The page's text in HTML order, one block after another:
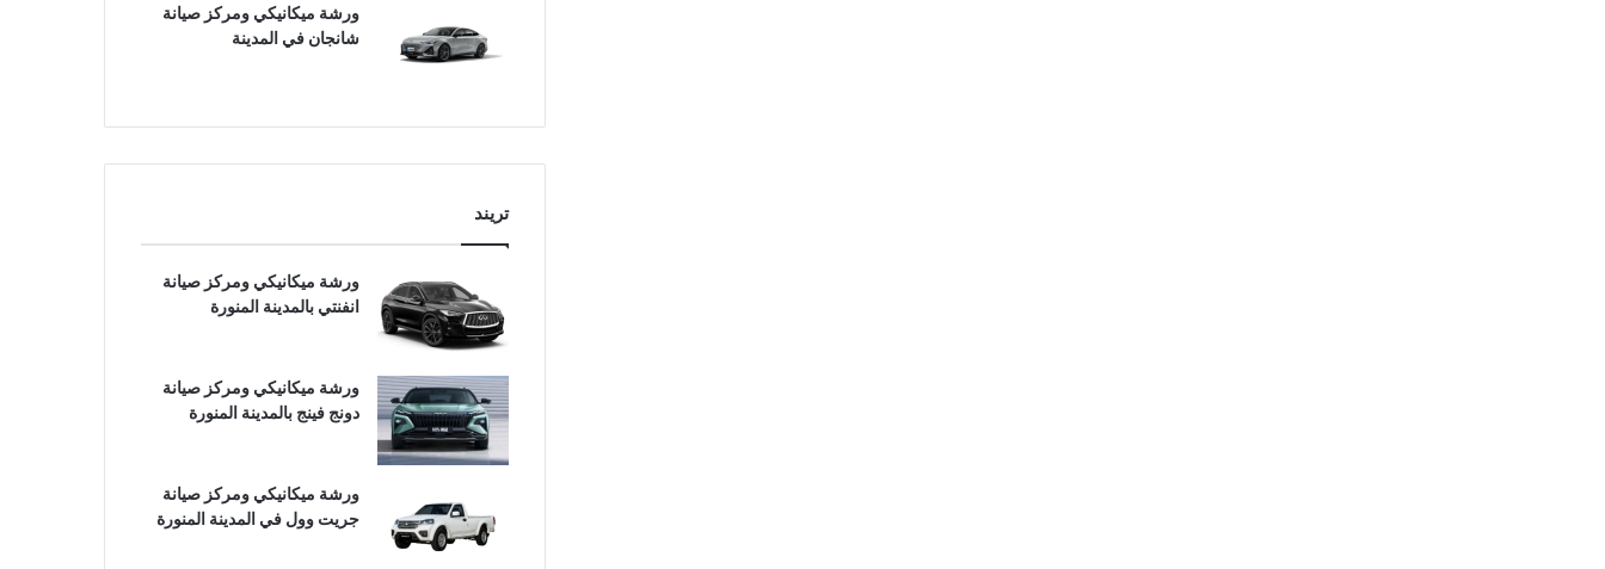
ورشة ميكانيكي ومركز صيانة
شانجان في المدينة
تريند
ورشة ميكانيكي ومركز صيانة
انفنتي بالمدينة المنورة
ورشة ميكانيكي ومركز صيانة
دونج فينج بالمدينة المنورة
ورشة ميكانيكي ومركز صيانة
جريت وول في المدينة المنورة